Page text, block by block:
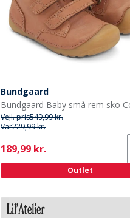
Bundgaard
Vejl. pris549,99 kr.
Var229,99 kr.
Current
189,99 kr.
Outlet